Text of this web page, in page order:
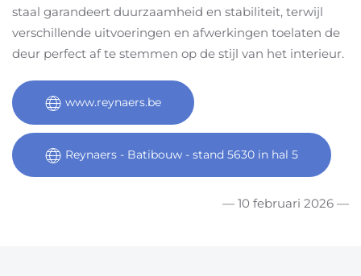
staal garandeert duurzaamheid en stabiliteit, terwijl
verschillende uitvoeringen en afwerkingen toelaten de
deur perfect af te stemmen op de stijl van het interieur.
www.reynaers.be
Reynaers - Batibouw - stand 5630 in hal 5
— 10 februari 2026 —